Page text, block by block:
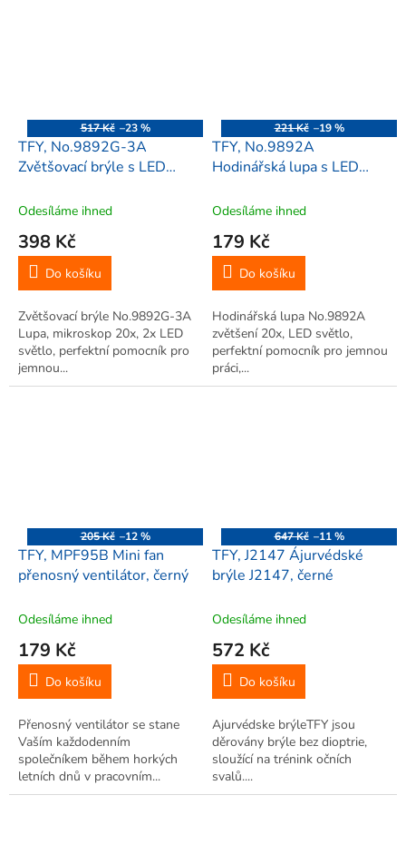
517 Kč –23 %
TFY, No.9892G-3A
Zvětšovací brýle s LED
Odesíláme ihned
398 Kč
Do košíku
Zvětšovací brýle No.9892G-3A
Lupa, mikroskop 20x, 2x LED
světlo, perfektní pomocník pro
jemnou...
221 Kč –19 %
TFY, No.9892A
Hodinářská lupa s LED
Odesíláme ihned
179 Kč
Do košíku
Hodinářská lupa No.9892A
zvětšení 20x, LED světlo,
perfektní pomocník pro jemnou
práci,...
205 Kč –12 %
TFY, MPF95B Mini fan
přenosný ventilátor, černý
Odesíláme ihned
179 Kč
Do košíku
Přenosný ventilátor se stane
Vaším každodenním
společníkem během horkých
letních dnů v pracovním...
647 Kč –11 %
TFY, J2147 Ájurvédské
brýle J2147, černé
Odesíláme ihned
572 Kč
Do košíku
Ajurvédske brýleTFY jsou
děrovány brýle bez dioptrie,
sloužící na trénink očních
svalů....